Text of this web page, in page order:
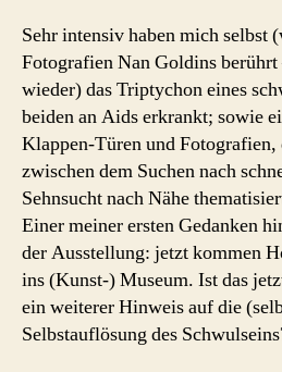
Sehr intensiv haben mich selbst
Fotografien Nan Goldins berührt
wieder) das Triptychon eines
beiden an Aids erkrankt; sowie
Klappen-Türen und Fotografien,
zwischen dem Suchen nach
Sehnsucht nach Nähe
Einer meiner ersten Gedanken
der Ausstellung: jetzt kommen
ins (Kunst-) Museum. Ist das
ein weiterer Hinweis auf die
Selbstauflösung des